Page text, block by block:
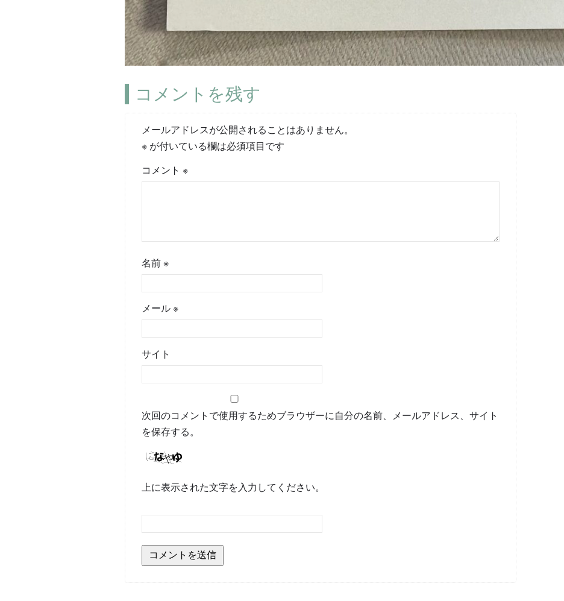
コメントを残す
メールアドレスが公開されることはありません。
※ が付いている欄は必須項目です
コメント※
名前※
メール※
サイト
次回のコメントで使用するためブラウザーに自分の名前、メールアドレス、サイト
を保存する。
上に表示された文字を入力してください。